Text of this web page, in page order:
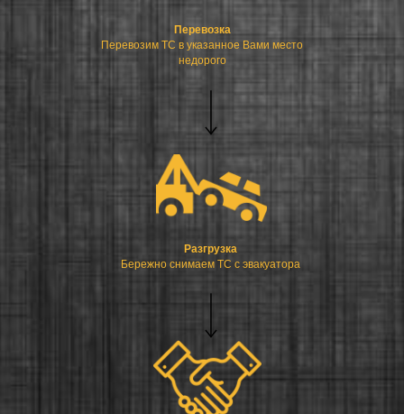
Перевозка
Перевозим ТС в указанное Вами место
недорого
Разгрузка
Бережно снимаем ТС с эвакуатора